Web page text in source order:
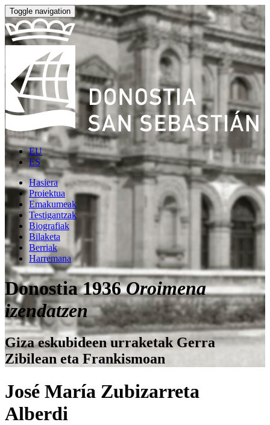
Toggle navigation
EU
ES
Hasiera
Proiektua
Emakumeak
Testigantzak
Biografiak
Bilaketa
Berriak
Harremana
Donostia 1936Oroimena
izendatzen
Giza eskubideen urraketak Gerra
Zibilean eta Frankismoan
José María Zubizarreta
Alberdi